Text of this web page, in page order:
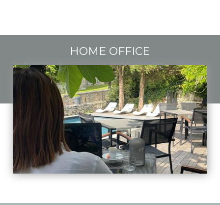
HOME OFFICE